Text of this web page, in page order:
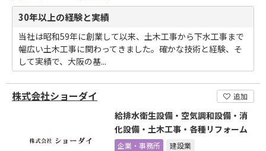
30年以上の経験と実績
当社は昭和59年に創業して以来、土木工事から下水工事まで
幅広い土木工事に関わってきました。確かな技術と経験、そ
して実績で、大阪の基...
株式会社ショーダイ 追加
給排水衛生設備・空気調和設備・消
化設備・土木工事・各種リフォーム
企業・事務所 建設業